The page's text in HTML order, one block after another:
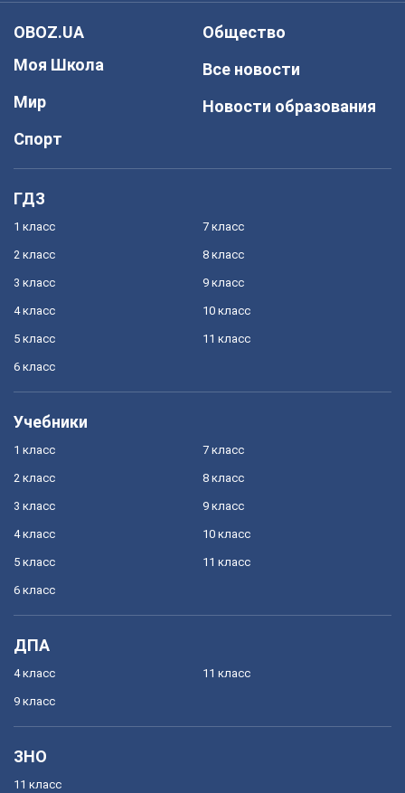
OBOZ.UA
Моя Школа
Мир
Спорт
Общество
Все новости
Новости образования
ГДЗ
1 класс
2 класс
3 класс
4 класс
5 класс
6 класс
7 класс
8 класс
9 класс
10 класс
11 класс
Учебники
1 класс
2 класс
3 класс
4 класс
5 класс
6 класс
7 класс
8 класс
9 класс
10 класс
11 класс
ДПА
4 класс
9 класс
11 класс
ЗНО
11 класс